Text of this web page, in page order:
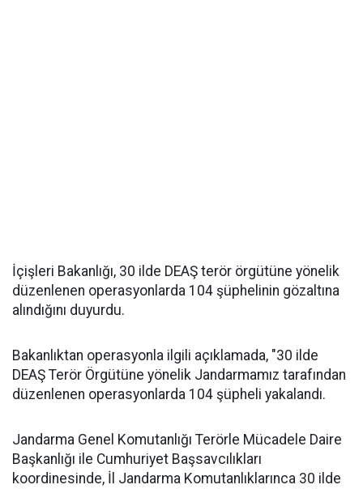
İçişleri Bakanlığı, 30 ilde DEAŞ terör örgütüne yönelik
düzenlenen operasyonlarda 104 şüphelinin gözaltına
alındığını duyurdu.
Bakanlıktan operasyonla ilgili açıklamada, "30 ilde
DEAŞ Terör Örgütüne yönelik Jandarmamız tarafından
düzenlenen operasyonlarda 104 şüpheli yakalandı.
Jandarma Genel Komutanlığı Terörle Mücadele Daire
Başkanlığı ile Cumhuriyet Başsavcılıkları
koordinesinde, İl Jandarma Komutanlıklarınca 30 ilde